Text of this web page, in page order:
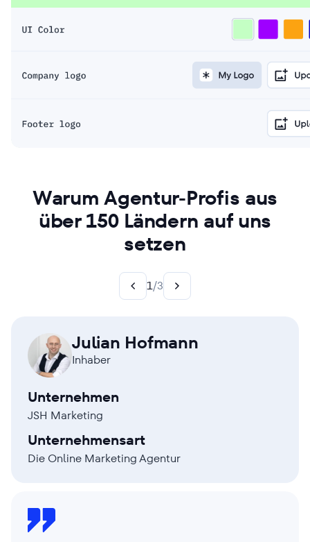
Warum Agentur-Profis aus
über 150 Ländern auf uns
setzen
1/3
Julian Hofmann
Inhaber
Unternehmen
JSH Marketing
Unternehmensart
Die Online Marketing Agentur